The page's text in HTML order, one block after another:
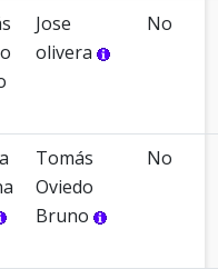
Jose
olivera
No
Tomás
Oviedo
Bruno
No